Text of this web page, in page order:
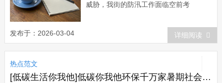
威胁，我街的防汛工作面临空前考
兵山街道共受灾600户，涉及1244人、房
屋1642间；农作物受灾面积达3000亩；
生猪受灾60头；桥梁被冲毁一座；公路被
发布于：2026-03-04 详细阅读
热点范文
[低碳生活你我他]低碳你我他环保千万家暑期社会实践总结